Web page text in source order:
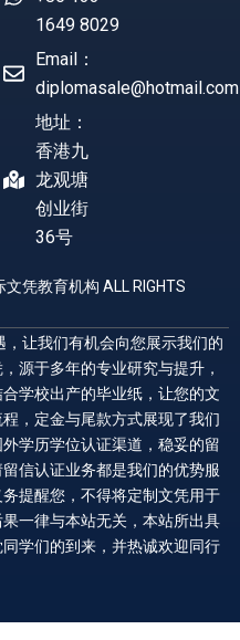
1649 8029
Email：
diplomasale@hotmail.com
地址：
香港九
龙观塘
创业街
36号
凭教育机构 ALL RIGHTS
让我们有机会向您展示我们的
源于多年的专业研究与提升，
学校出产的毕业纸，让您的文
，定金与尾款方式展现了我们
学历学位认证渠道，稳妥的留
信认证业务都是我们的优势服
提醒您，不得将定制文凭用于
一律与本站无关，本站所出具
学们的到来，并热诚欢迎同行